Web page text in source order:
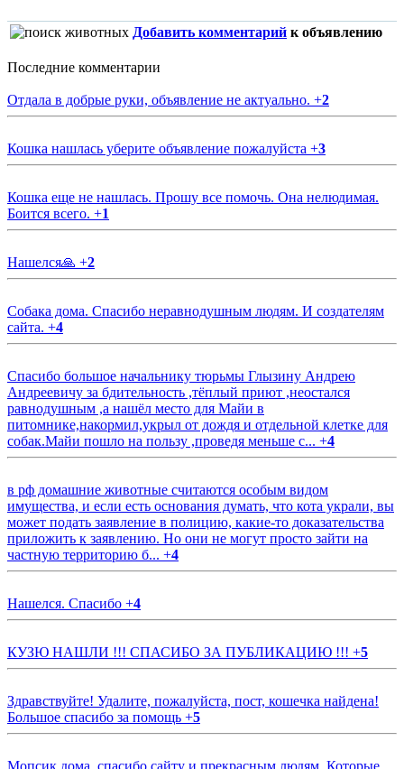
Добавить комментарий к объявлению
Последние комментарии
Отдала в добрые руки, объявление не актуально. +2
Кошка нашлась уберите объявление пожалуйста +3
Кошка еще не нашлась. Прошу все помочь. Она нелюдимая.
Боится всего. +1
Нашелся🙏 +2
Собака дома. Спасибо неравнодушным людям. И создателям
сайта. +4
Спасибо большое начальнику тюрьмы Глызину Андрею
Андреевичу за бдительность ,тёплый приют ,неостался
равнодушным ,а нашёл место для Майи в
питомнике,накормил,укрыл от дождя и отдельной клетке для
собак.Майи пошло на пользу ,проведя меньше с... +4
в рф домашние животные считаются особым видом
имущества, и если есть основания думать, что кота украли, вы
может подать заявление в полицию, какие-то доказательства
приложить к заявлению. Но они не могут просто зайти на
частную территорию б... +4
Нашелся. Спасибо +4
КУЗЮ НАШЛИ !!! СПАСИБО ЗА ПУБЛИКАЦИЮ !!! +5
Здравствуйте! Удалите, пожалуйста, пост, кошечка найдена!
Большое спасибо за помощь +5
Мопсик дома, спасибо сайту и прекрасным людям. Которые